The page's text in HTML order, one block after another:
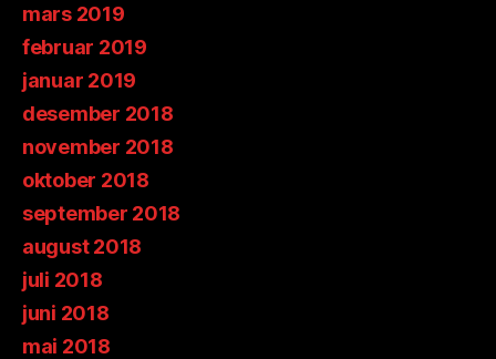
mars 2019
februar 2019
januar 2019
desember 2018
november 2018
oktober 2018
september 2018
august 2018
juli 2018
juni 2018
mai 2018